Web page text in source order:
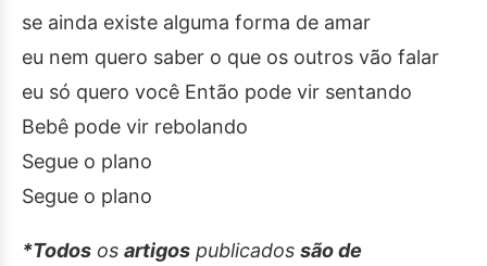
se ainda existe alguma forma de amar
eu nem quero saber o que os outros vão falar
eu só quero você Então pode vir sentando
Bebê pode vir rebolando
Segue o plano
Segue o plano
*Todos os artigos publicados são de